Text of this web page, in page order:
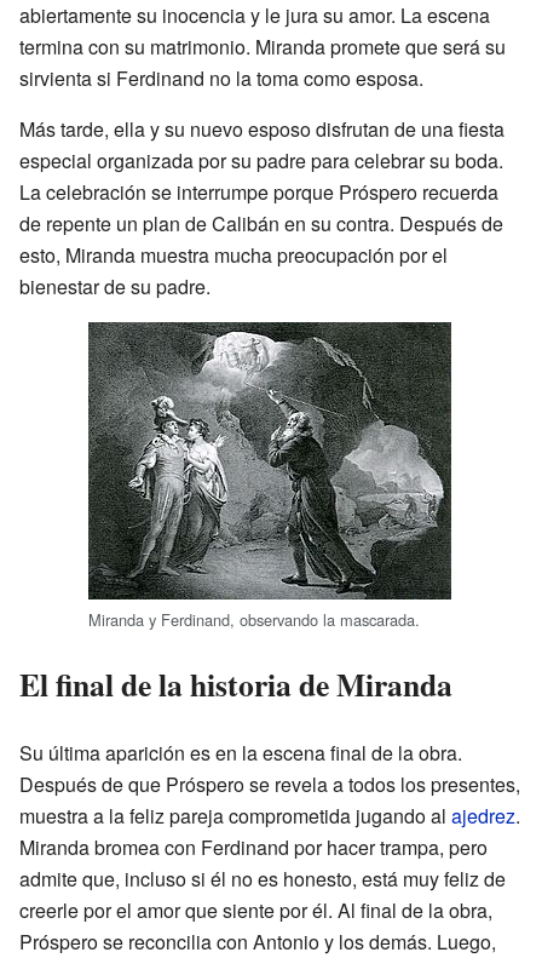
abiertamente su inocencia y le jura su amor. La escena
termina con su matrimonio. Miranda promete que será su
sirvienta si Ferdinand no la toma como esposa.
Más tarde, ella y su nuevo esposo disfrutan de una fiesta
especial organizada por su padre para celebrar su boda.
La celebración se interrumpe porque Próspero recuerda
de repente un plan de Calibán en su contra. Después de
esto, Miranda muestra mucha preocupación por el
bienestar de su padre.
Miranda y Ferdinand, observando la mascarada.
El final de la historia de Miranda
Su última aparición es en la escena final de la obra.
Después de que Próspero se revela a todos los presentes,
muestra a la feliz pareja comprometida jugando al ajedrez.
Miranda bromea con Ferdinand por hacer trampa, pero
admite que, incluso si él no es honesto, está muy feliz de
creerle por el amor que siente por él. Al final de la obra,
Próspero se reconcilia con Antonio y los demás. Luego,